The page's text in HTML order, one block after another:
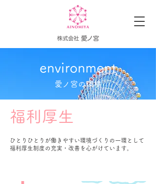
environment
愛ノ宮の環境
​福利厚生
ひとりひとりが働きやすい環境づくりの一環として
福利厚生制度の充実・改善を心がけています。